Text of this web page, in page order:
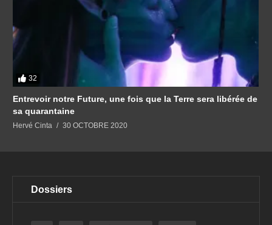
32
Entrevoir notre Future, une fois que la Terre sera libérée de
sa quarantaine
Hervé Cinta 30 OCTOBRE 2020
Dossiers